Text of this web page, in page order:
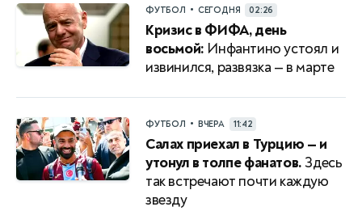
ФУТБОЛ • СЕГОДНЯ 02:26
Кризис в ФИФА, день
восьмой: Инфантино устоял и
извинился, развязка — в марте
ФУТБОЛ • ВЧЕРА 11:42
Салах приехал в Турцию — и
утонул в толпе фанатов.Здесь
так встречают почти каждую
звезду